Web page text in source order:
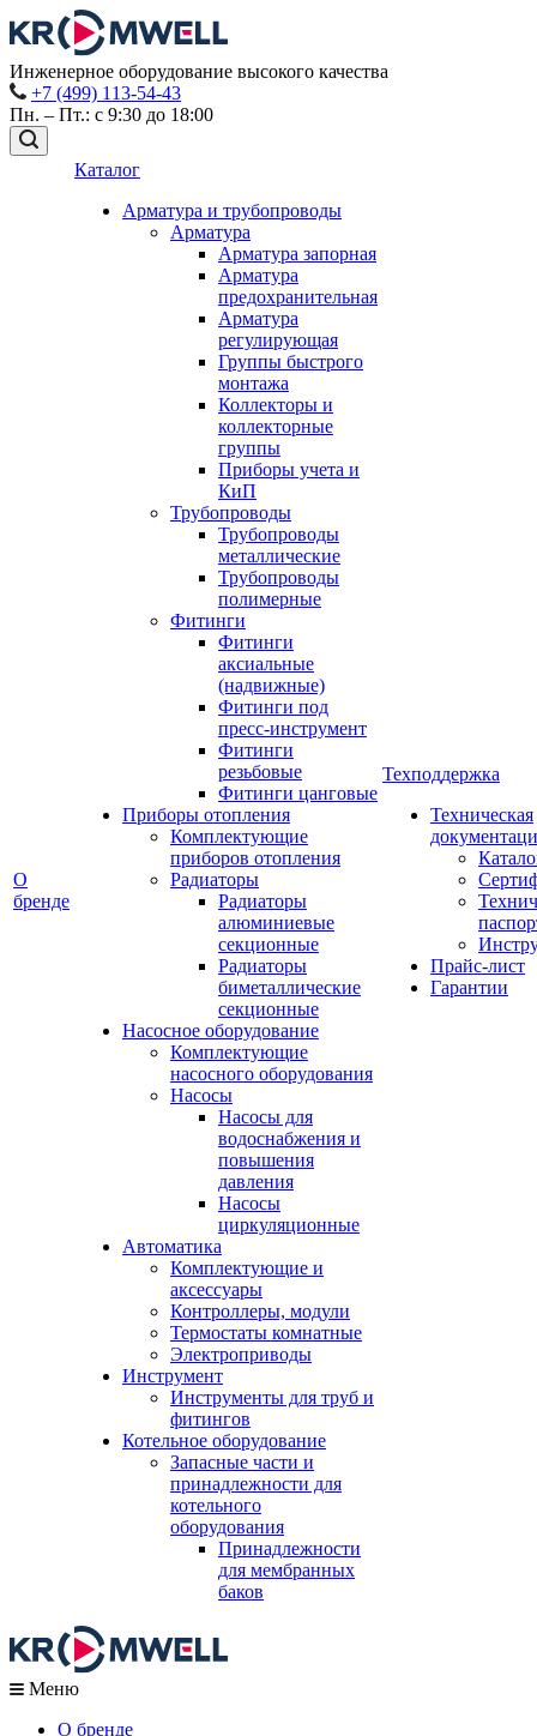
Инженерное оборудование высокого качества
+7 (499) 113-54-43
Пн. – Пт.: с 9:30 до 18:00
О
бренде
Каталог
Арматура и трубопроводы
Арматура
Арматура запорная
Арматура
предохранительная
Арматура
регулирующая
Группы быстрого
монтажа
Коллекторы и
коллекторные
группы
Приборы учета и
КиП
Трубопроводы
Трубопроводы
металлические
Трубопроводы
полимерные
Фитинги
Фитинги
аксиальные
(надвижные)
Фитинги под
пресс-инструмент
Фитинги
резьбовые
Фитинги цанговые
Приборы отопления
Комплектующие
приборов отопления
Радиаторы
Радиаторы
алюминиевые
секционные
Радиаторы
биметаллические
секционные
Насосное оборудование
Комплектующие
насосного оборудования
Насосы
Насосы для
водоснабжения и
повышения
давления
Насосы
циркуляционные
Автоматика
Комплектующие и
аксессуары
Контроллеры, модули
Термостаты комнатные
Электроприводы
Инструмент
Инструменты для труб и
фитингов
Котельное оборудование
Запасные части и
принадлежности для
котельного
оборудования
Принадлежности
для мембранных
баков
Техподдержка
Техническая
Прайс-лист
Гарантии
Меню
О бренде